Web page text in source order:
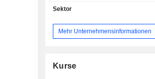
Lebensmittel beteiligt. Darüber
von Medizinprodukten auf Basis
Intelligenz (KI) beteiligt. Das
Sektor
Mehr Unternehmensinformationen
Kurse